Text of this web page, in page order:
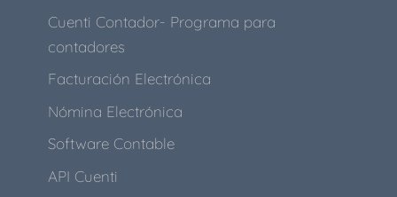
Cuenti Contador- Programa para
contadores
Facturación Electrónica
Nómina Electrónica
Software Contable
API Cuenti